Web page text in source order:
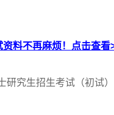
料不再麻烦！点击查看
究生招生考试（初试）